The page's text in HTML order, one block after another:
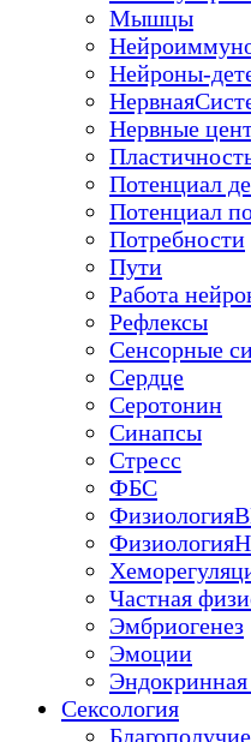
Мышцы
Нейроны-
Нервные
Потенциал
Потенциал
Потребности
Пути
Работа
Рефлексы
Сенсорные
Сердце
Серотонин
Синапсы
Стресс
ФБС
Частная
Эмбриогенез
Эмоции
Эндокринная
Сексология
Благополучие